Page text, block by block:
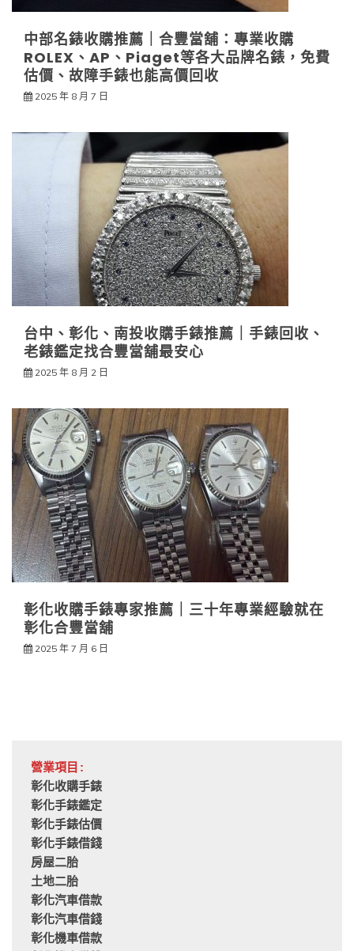
中部名錶收購推薦｜合豐當舖：專業收購
ROLEX、AP、Piaget等各大品牌名錶，免費
估價、故障手錶也能高價回收
2025 年 8 月 7 日
台中、彰化、南投收購手錶推薦｜手錶回收、
老錶鑑定找合豐當舖最安心
2025 年 8 月 2 日
彰化收購手錶專家推薦｜三十年專業經驗就在
彰化合豐當舖
2025 年 7 月 6 日
營業項目:
彰化收購手錶
彰化手錶鑑定
彰化手錶估價
彰化手錶借錢
房屋二胎
土地二胎
彰化汽車借款
彰化汽車借錢
彰化機車借款